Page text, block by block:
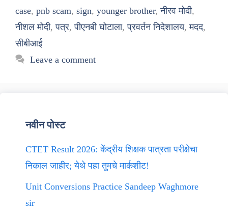
case, pnb scam, sign, younger brother,नीरव मोदी,
नीशल मोदी,पत्र,पीएनबी घोटाला,प्रवर्तन निदेशालय,मदद,
सीबीआई
Leave a comment
नवीन पोस्ट
CTET Result 2026: केंद्रीय शिक्षक पात्रता परीक्षेचा
निकाल जाहीर; येथे पहा तुमचे मार्कशीट!
Unit Conversions Practice Sandeep Waghmore
sir